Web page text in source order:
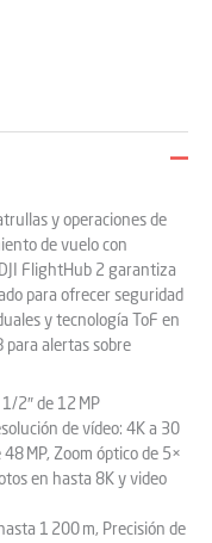
y operaciones de
de vuelo con
FlightHub 2 garantiza
para ofrecer seguridad
y tecnología ToF en
para alertas sobre
2″ de 12 MP
de vídeo: 4K a 30
48 MP, Zoom óptico de 5×
en hasta 8K y video
1 200 m, Precisión de